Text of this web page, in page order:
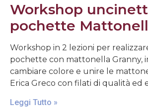
Workshop
pochette
Workshop in 2 lezioni per
pochette con mattonella Granny,
cambiare colore e unire le
Erica Greco con filati di qualità ed
Leggi Tutto »